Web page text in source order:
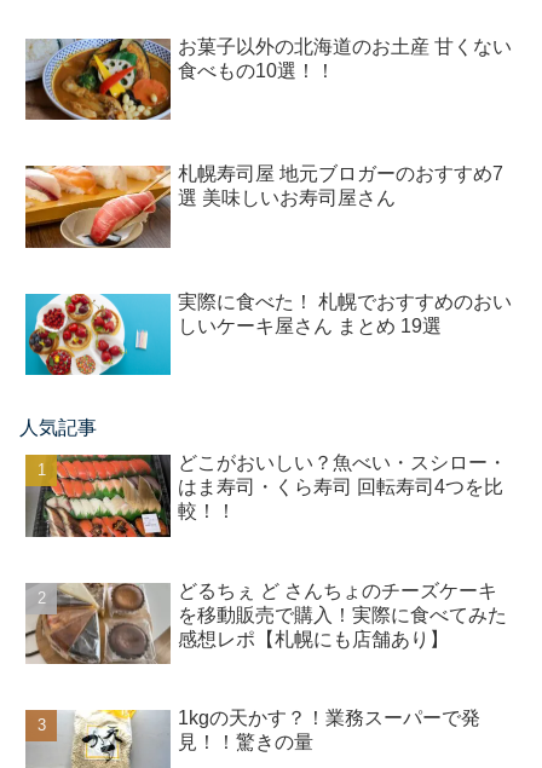
お菓子以外の北海道のお土産 甘くない
食べもの10選！！
札幌寿司屋 地元ブロガーのおすすめ7
選 美味しいお寿司屋さん
実際に食べた！ 札幌でおすすめのおい
しいケーキ屋さん まとめ 19選
人気記事
どこがおいしい？魚べい・スシロー・
はま寿司・くら寿司 回転寿司4つを比
較！！
どるちぇ ど さんちょのチーズケーキ
を移動販売で購入！実際に食べてみた
感想レポ【札幌にも店舗あり】
1kgの天かす？！業務スーパーで発
見！！驚きの量